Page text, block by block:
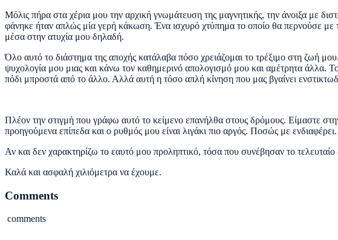
Μόλις πήρα στα χέρια μου την αρχική γνωμάτευση της μαγνητικής, την άνοιξα με
φάνηκε ήταν απλώς μία γερή κάκωση. Ένα ισχυρό χτύπημα το οποίο θα περνούσε
μέσα στην ατυχία μου δηλαδή.
Όλο αυτό το διάστημα της αποχής κατάλαβα πόσο χρειάζομαι το τρέξιμο στη ζωή
ψυχολογία μου μιας και κάνω τον καθημερινό απολογισμό μου και αμέτρητα άλλα.
πόδι μπροστά από το άλλο. Αλλά αυτή η τόσο απλή κίνηση που μας βγαίνει
Πλέον την στιγμή που γράφω αυτό το κείμενο επανήλθα στους δρόμους. Είμαστε
προηγούμενα επίπεδα και ο ρυθμός μου είναι λιγάκι πιο αργός. Ποσώς με
Αν και δεν χαρακτηρίζω το εαυτό μου προληπτικό, τόσα που συνέβησαν το
Καλά και ασφαλή χιλιόμετρα να έχουμε.
Comments
comments